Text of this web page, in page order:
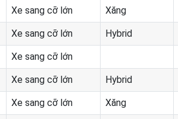
Xe sang cỡ lớn Xăng
Xe sang cỡ lớn Hybrid
Xe sang cỡ lớn
Xe sang cỡ lớn Hybrid
Xe sang cỡ lớn Xăng